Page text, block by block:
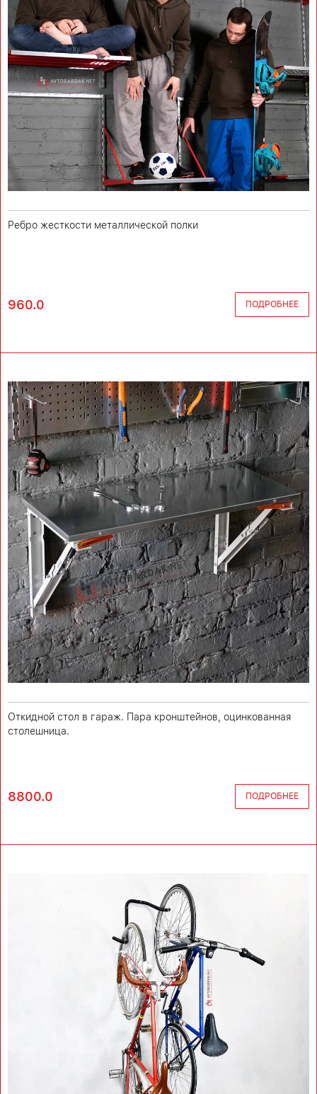
Ребро жесткости металлической полки
960.0 ПОДРОБНЕЕ
Откидной стол в гараж. Пара кронштейнов, оцинкованная
столешница.
8800.0 ПОДРОБНЕЕ